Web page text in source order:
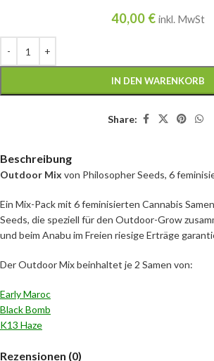
40,00 € inkl. MwSt
IN DEN WARENKORB
Share:
Beschreibung
Outdoor Mix von Philosopher Seeds, 6
Ein Mix-Pack mit 6 feminisierten Cannabis
Seeds, die speziell für den Outdoor-Grow
und beim Anabu im Freien riesige Erträge
Der Outdoor Mix beinhaltet je 2 Samen von:
Early Maroc
Black Bomb
K13 Haze
Rezensionen (0)